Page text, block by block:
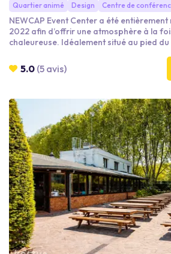
Quartier animé Design Centre de
NEWCAP Event Center a été
2022 afin d’offrir une atmosphère à la
chaleureuse. Idéalement situé au pied
parking directement sous le site. Il se
seulement cinq minutes en voiture du
tous formats jusqu’à 950 participants.
5.0 (5 avis)